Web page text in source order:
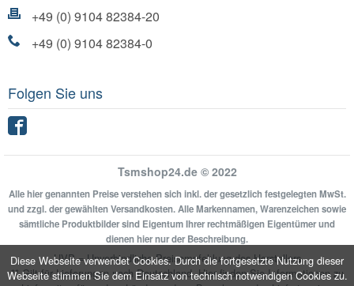
Diese Webseite verwendet Cookies. Durch die fortgesetzte Nutzung dieser
Webseite stimmen Sie dem Einsatz von technisch notwendigen Cookies zu.
+49 (0) 9104 82384-20
+49 (0) 9104 82384-0
Folgen Sie uns
Tsmshop24.de © 2022
Alle hier genannten Preise verstehen sich inkl. der gesetzlich festgelegten MwSt.
und zzgl. der gewählten Versandkosten. Alle Markennamen, Warenzeichen sowie
sämtliche Produktbilder sind Eigentum Ihrer rechtmäßigen Eigentümer und
dienen hier nur der Beschreibung.
UVP = Unverbindliche Preisempfehlung des Herstellers
** Gilt für Lieferungen nach Deutschland.Hierfinden Sie Informationen zu